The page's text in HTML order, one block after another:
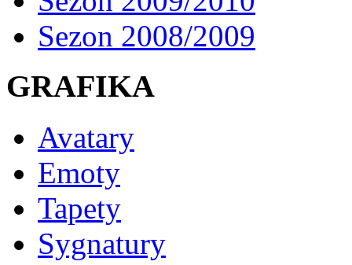
Sezon 2008/2009
GRAFIKA
Avatary
Emoty
Tapety
Sygnatury